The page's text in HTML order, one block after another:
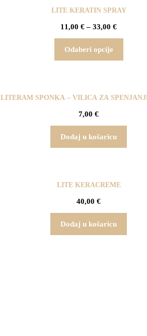
LITE KERATIN SPRAY
11,00 € – 33,00 €
Odaberi opcije
LITERAM SPONKA – VILICA ZA
7,00 €
Dodaj u košaricu
LITE KERACREME
40,00 €
Dodaj u košaricu